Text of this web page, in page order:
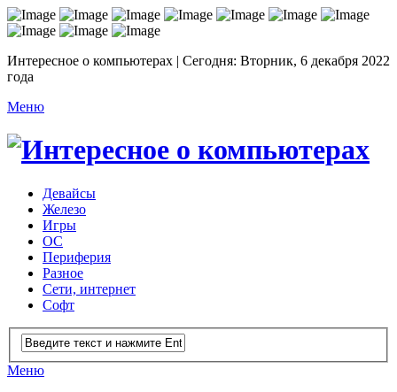
Интересное о компьютерах | Сегодня: Вторник, 6 декабря 2022
года
Меню
Девайсы
Железо
Игры
ОС
Периферия
Разное
Сети, интернет
Софт
Меню